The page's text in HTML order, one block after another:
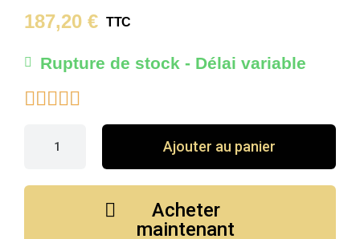
187,20 € TTC
Rupture de stock - Délai variable

Ajouter au panier
Acheter
maintenant